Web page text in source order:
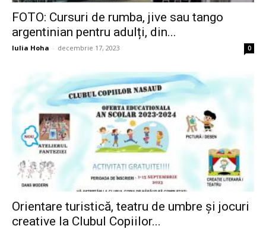
FOTO: Cursuri de rumba, jive sau tango
argentinian pentru adulți, din...
Iulia Hoha - decembrie 17, 2023 0
Orientare turistică, teatru de umbre și jocuri
creative la Clubul Copiilor...